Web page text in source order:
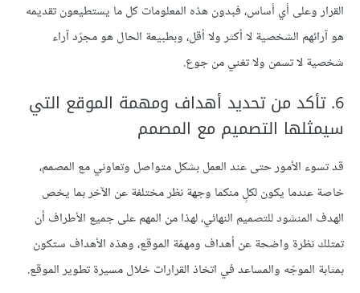
القرار وعلى أي أساس، فبدون هذه المعلومات كل ما يستطيعون تقديمه
هو آرائهم الشخصية لا أكثر ولا أقل، وبطبيعة الحال هو مجرّد آراء
شخصية لا تسمن ولا تغني من جوع.
6. تأكد من تحديد أهداف ومهمة الموقع التي
سيمثلها التصميم مع المصمم
قد تسوء الأمور حتى عند العمل بشكل متواصل وتعاوني مع المصمم،
خاصة عندما يكون لكلٍ منكما وجهة نظر مختلفة عن الآخر بما يخص
الهدف المنشود للتصميم النهائي، لهذا من المهم على جميع الأطراف أن
تمتلك نظرة واضحة عن أهداف ومهمّة الموقع، وهذه الأهداف ستكون
بمثابة الموجّه والمساعد في اتخاذ القرارات خلال مسيرة تطوير الموقع.